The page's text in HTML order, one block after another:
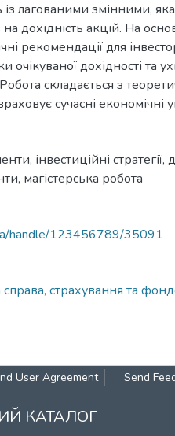
лагованими змінними,
дохідність акцій. На
рекомендації для
очікуваної дохідності та
складається з
сучасні економічні
, інвестиційні стратегії,
, магістерська робота
handle/123456789/35091
справа, страхування та
User Agreement Send
КАТАЛОГ